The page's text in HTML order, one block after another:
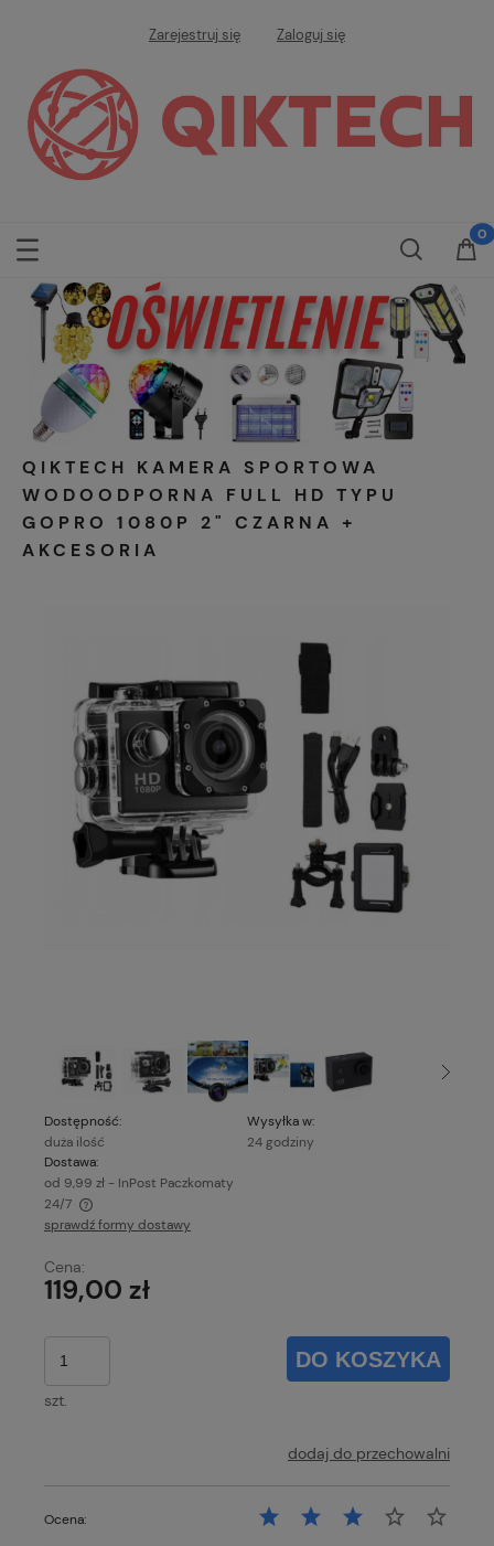
Zarejestruj się Zaloguj się
QIKTECH KAMERA SPORTOWA
WODOODPORNA FULL HD TYPU
GOPRO 1080P 2" CZARNA +
AKCESORIA
Dostępność:
duża ilość
Wysyłka w:
24 godziny
Dostawa:
od 9,99 zł - InPost Paczkomaty
24/7
Cena nie zawiera ewentualnych kosztów płatności
sprawdź formy dostawy
Cena:
119,00 zł
szt.
DO KOSZYKA
dodaj do przechowalni
Ocena: